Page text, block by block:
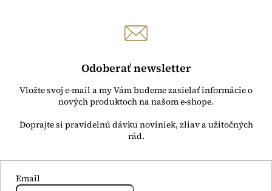
Odoberať newsletter
Vložte svoj e-mail a my Vám budeme zasielať informácie o
nových produktoch na našom e-shope.
Email